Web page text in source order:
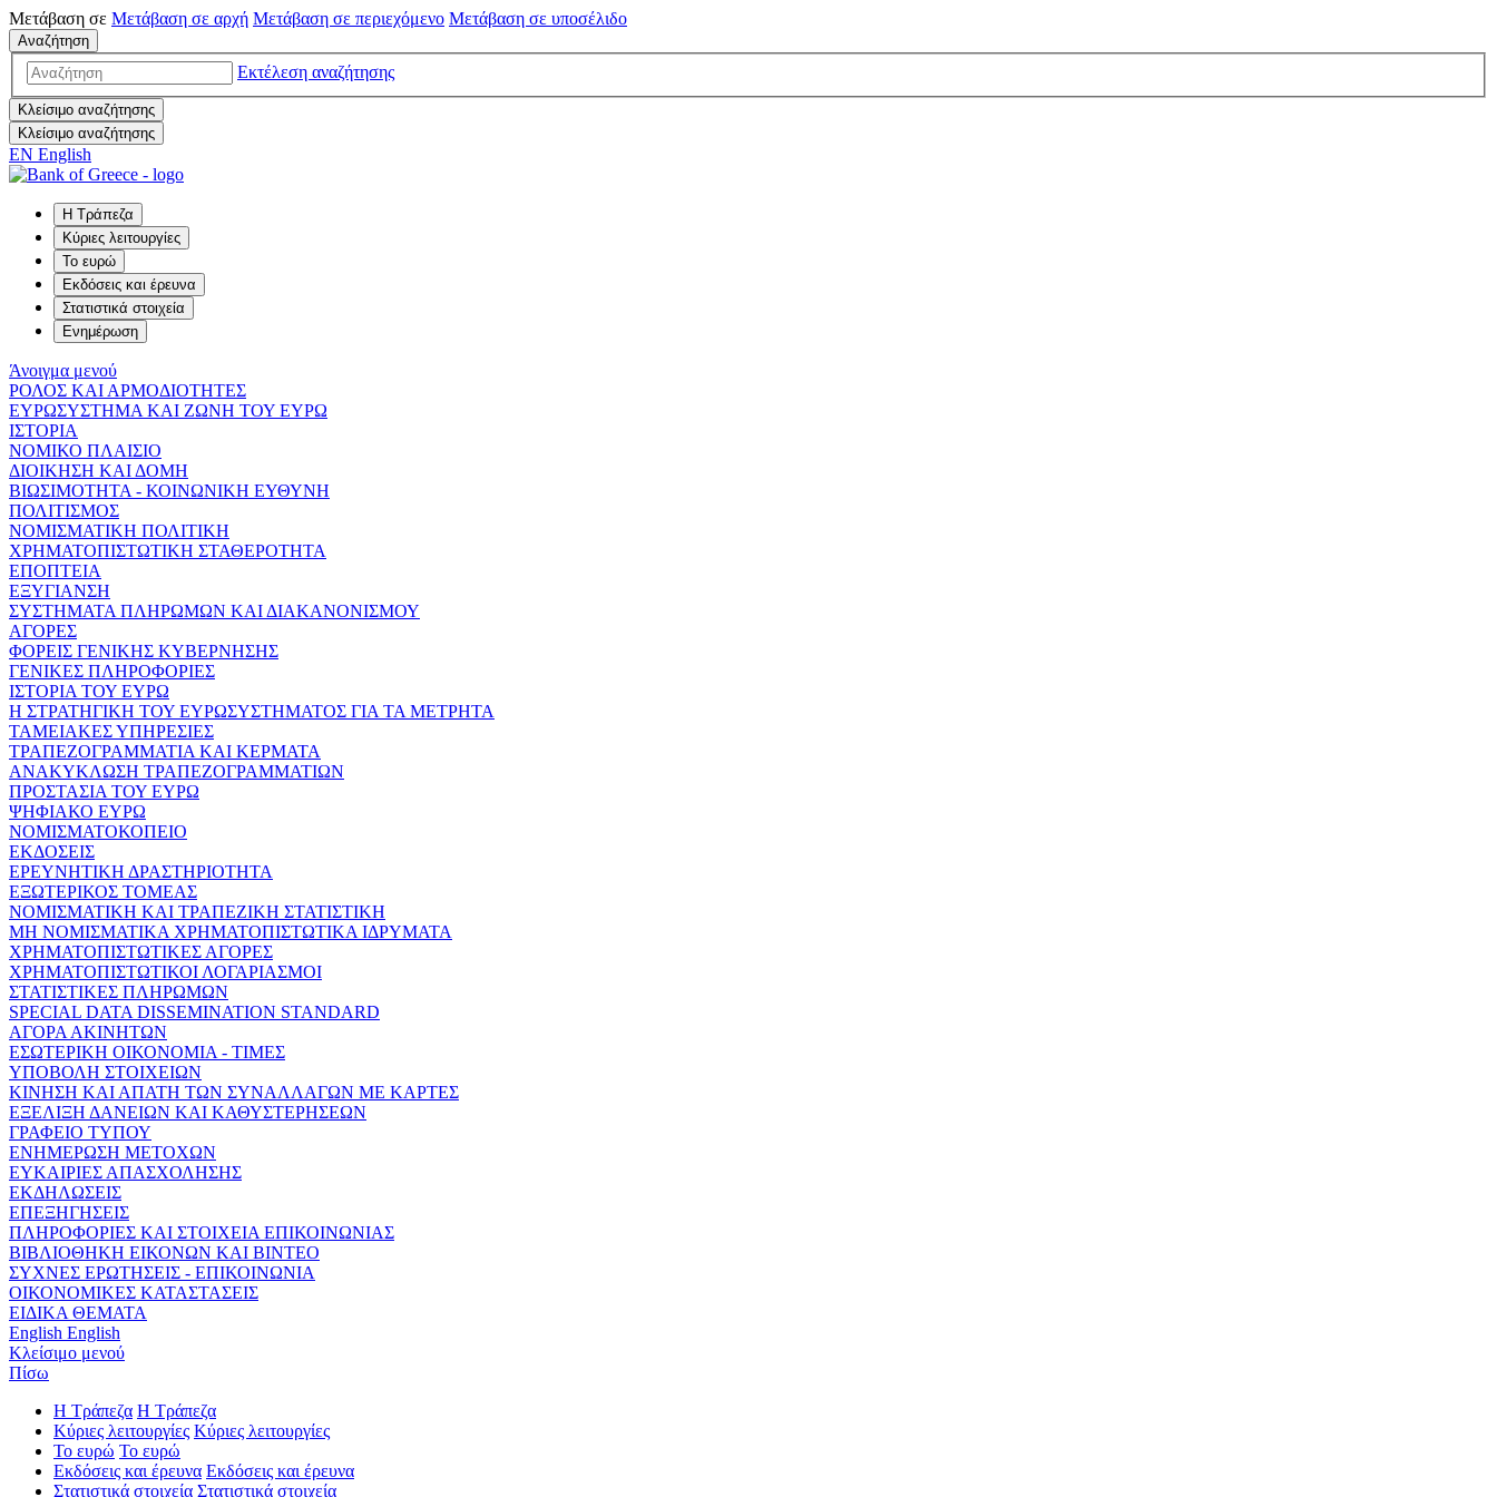
Μετάβαση σε Μετάβαση σε αρχή Μετάβαση σε περιεχόμενο Μετάβαση σε υποσέλιδο
Αναζήτηση
Εκτέλεση αναζήτησης
Κλείσιμο αναζήτησης
Κλείσιμο αναζήτησης
EN English
Η Τράπεζα
Κύριες λειτουργίες
Το ευρώ
Εκδόσεις και έρευνα
Στατιστικά στοιχεία
Ενημέρωση
Άνοιγμα μενού
ΡΟΛΟΣ ΚΑΙ ΑΡΜΟΔΙΟΤΗΤΕΣ
ΕΥΡΩΣΥΣΤΗΜΑ ΚΑΙ ΖΩΝΗ ΤΟΥ ΕΥΡΩ
ΙΣΤΟΡΙΑ
ΝΟΜΙΚΟ ΠΛΑΙΣΙΟ
ΔΙΟΙΚΗΣΗ ΚΑΙ ΔΟΜΗ
ΒΙΩΣΙΜΟΤΗΤΑ - ΚΟΙΝΩΝΙΚΗ ΕΥΘΥΝΗ
ΠΟΛΙΤΙΣΜΟΣ
ΝΟΜΙΣΜΑΤΙΚΗ ΠΟΛΙΤΙΚΗ
ΧΡΗΜΑΤΟΠΙΣΤΩΤΙΚΗ ΣΤΑΘΕΡΟΤΗΤΑ
ΕΠΟΠΤΕΙΑ
ΕΞΥΓΙΑΝΣΗ
ΣΥΣΤΗΜΑΤΑ ΠΛΗΡΩΜΩΝ ΚΑΙ ΔΙΑΚΑΝΟΝΙΣΜΟΥ
ΑΓΟΡΕΣ
ΦΟΡΕΙΣ ΓΕΝΙΚΗΣ ΚΥΒΕΡΝΗΣΗΣ
ΓΕΝΙΚΕΣ ΠΛΗΡΟΦΟΡΙΕΣ
ΙΣΤΟΡΙΑ ΤΟΥ ΕΥΡΩ
Η ΣΤΡΑΤΗΓΙΚΗ ΤΟΥ ΕΥΡΩΣΥΣΤΗΜΑΤΟΣ ΓΙΑ ΤΑ ΜΕΤΡΗΤΑ
ΤΑΜΕΙΑΚΕΣ ΥΠΗΡΕΣΙΕΣ
ΤΡΑΠΕΖΟΓΡΑΜΜΑΤΙΑ ΚΑΙ ΚΕΡΜΑΤΑ
ΑΝΑΚΥΚΛΩΣΗ ΤΡΑΠΕΖΟΓΡΑΜΜΑΤΙΩΝ
ΠΡΟΣΤΑΣΙΑ ΤΟΥ ΕΥΡΩ
ΨΗΦΙΑΚΟ ΕΥΡΩ
ΝΟΜΙΣΜΑΤΟΚΟΠΕΙΟ
ΕΚΔΟΣΕΙΣ
ΕΡΕΥΝΗΤΙΚΗ ΔΡΑΣΤΗΡΙΟΤΗΤΑ
ΕΞΩΤΕΡΙΚΟΣ ΤΟΜΕΑΣ
ΝΟΜΙΣΜΑΤΙΚΗ ΚΑΙ ΤΡΑΠΕΖΙΚΗ ΣΤΑΤΙΣΤΙΚΗ
ΜΗ ΝΟΜΙΣΜΑΤΙΚΑ ΧΡΗΜΑΤΟΠΙΣΤΩΤΙΚΑ ΙΔΡΥΜΑΤΑ
ΧΡΗΜΑΤΟΠΙΣΤΩΤΙΚΕΣ ΑΓΟΡΕΣ
ΧΡΗΜΑΤΟΠΙΣΤΩΤΙΚΟΙ ΛΟΓΑΡΙΑΣΜΟΙ
ΣΤΑΤΙΣΤΙΚΕΣ ΠΛΗΡΩΜΩΝ
SPECIAL DATA DISSEMINATION STANDARD
ΑΓΟΡΑ ΑΚΙΝΗΤΩΝ
ΕΣΩΤΕΡΙΚΗ ΟΙΚΟΝΟΜΙΑ - ΤΙΜΕΣ
ΥΠΟΒΟΛΗ ΣΤΟΙΧΕΙΩΝ
ΚΙΝΗΣΗ ΚΑΙ ΑΠΑΤΗ ΤΩΝ ΣΥΝΑΛΛΑΓΩΝ ΜΕ ΚΑΡΤΕΣ
ΕΞΕΛΙΞΗ ΔΑΝΕΙΩΝ ΚΑΙ ΚΑΘΥΣΤΕΡΗΣΕΩΝ
ΓΡΑΦΕΙΟ ΤΥΠΟΥ
ΕΝΗΜΕΡΩΣΗ ΜΕΤΟΧΩΝ
ΕΥΚΑΙΡΙΕΣ ΑΠΑΣΧΟΛΗΣΗΣ
ΕΚΔΗΛΩΣΕΙΣ
ΕΠΕΞΗΓΗΣΕΙΣ
ΠΛΗΡΟΦΟΡΙΕΣ ΚΑΙ ΣΤΟΙΧΕΙΑ ΕΠΙΚΟΙΝΩΝΙΑΣ
ΒΙΒΛΙΟΘΗΚΗ ΕΙΚΟΝΩΝ ΚΑΙ ΒΙΝΤΕΟ
ΣΥΧΝΕΣ ΕΡΩΤΗΣΕΙΣ - ΕΠΙΚΟΙΝΩΝΙΑ
ΟΙΚΟΝΟΜΙΚΕΣ ΚΑΤΑΣΤΑΣΕΙΣ
ΕΙΔΙΚΑ ΘΕΜΑΤΑ
English English
Κλείσιμο μενού
Πίσω
Η Τράπεζα Η Τράπεζα
Κύριες λειτουργίες Κύριες λειτουργίες
Το ευρώ Το ευρώ
Εκδόσεις και έρευνα Εκδόσεις και έρευνα
Στατιστικά στοιχεία Στατιστικά στοιχεία